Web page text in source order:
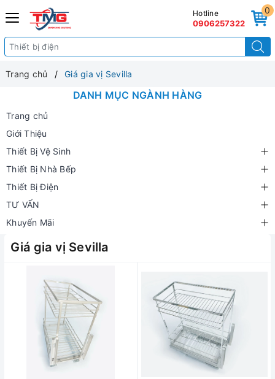
0
Hotline
0906257322
Trang chủ Giá gia vị Sevilla
DANH MỤC NGÀNH HÀNG
Trang chủ
Giới Thiệu
Thiết Bị Vệ Sinh
Thiết Bị Nhà Bếp
Thiết Bị Điện
TƯ VẤN
Khuyến Mãi
Giá gia vị Sevilla